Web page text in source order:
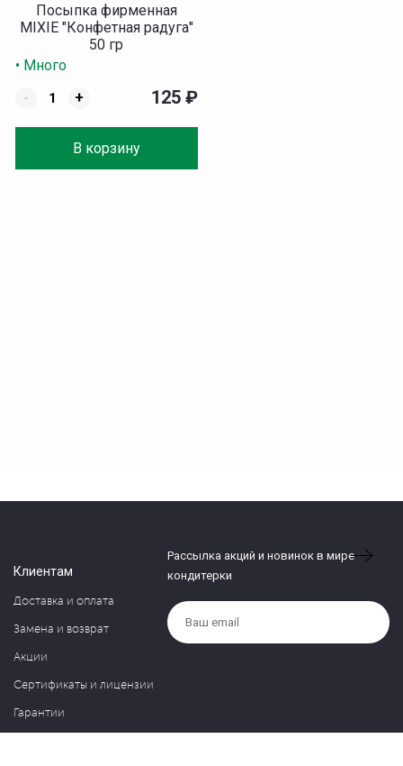
Посыпка фирменная
MIXIE "Конфетная радуга"
50 гр
• Много
-
+
В корзину
125 ₽
Клиентам
Доставка и оплата
Замена и возврат
Акции
Сертификаты и лицензии
Гарантии
Рассылка акций и новинок в мире
кондитерки